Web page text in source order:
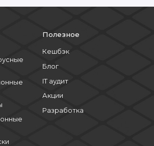
Полезное
Кешбэк
Блог
IT аудит
Акции
Разработка